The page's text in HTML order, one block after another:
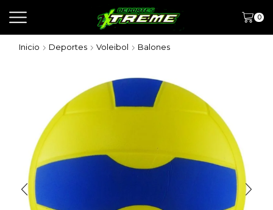
0
Inicio Deportes Voleibol Balones